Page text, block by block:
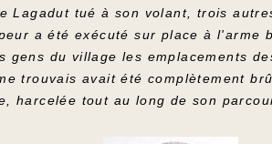
Lagadut tué à son volant, trois
a été exécuté sur place à l'arme
gens du village les emplacements
trouvais avait été complètement
harcelée tout au long de son